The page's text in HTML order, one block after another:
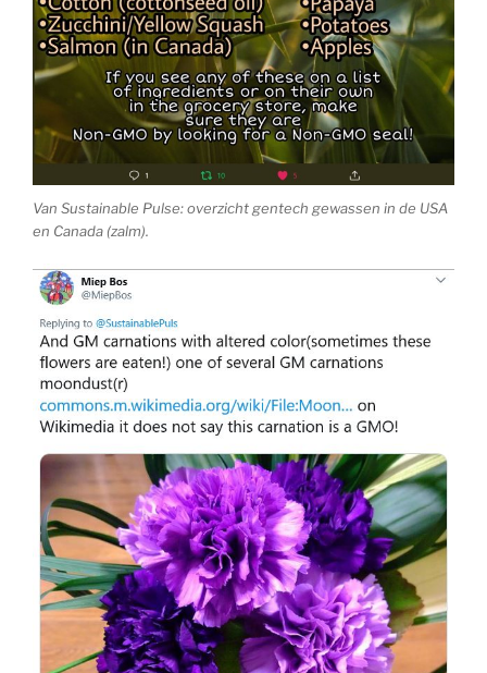
Van Sustainable Pulse: overzicht gentech gewassen in de USA
en Canada (zalm).